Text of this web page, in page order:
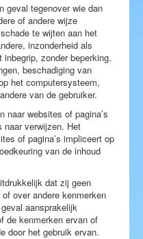
geval tegenover wie dan
of andere wijze
te wijten aan het
inzonderheid als
zonder beperking,
beschadiging van
het computersysteem,
van de gebruiker.
naar websites of pagina’s
naar verwijzen. Het
of pagina’s impliceert op
van de inhoud
dat zij geen
over andere kenmerken
aansprakelijk
de kenmerken ervan of
door het gebruik ervan.